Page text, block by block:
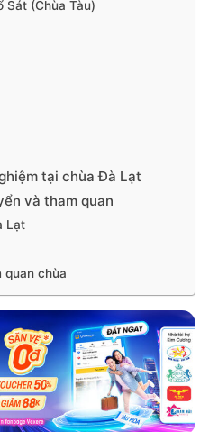
Sát (Chùa Tàu)
tại chùa Đà Lạt
và tham quan
Lạt
quan chùa